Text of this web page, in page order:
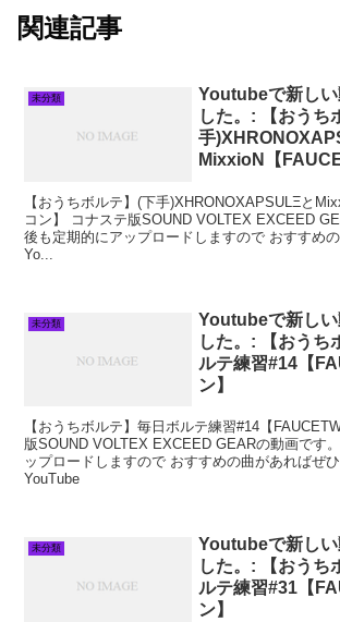
関連記事
未分類
Youtubeで新し
した。: 【おうち
手
MixxioN【
【おうちボルテ】(下手)XHRONOXAPSULΞと
コン】 コナステ版SOUND VOLTEX EXCEED
後も定期的にアップロードしますので おすすめ
Yo...
未分類
Youtubeで新しい
した。: 【おうち
ルテ練習#14【
ン】
【おうちボルテ】毎日ボルテ練習#14【
版SOUND VOLTEX EXCEED GEARの動画です
ップロードしますので おすすめの曲があればぜ
YouTube
未分類
Youtubeで新しい
した。: 【おうち
ルテ練習#31【
ン】